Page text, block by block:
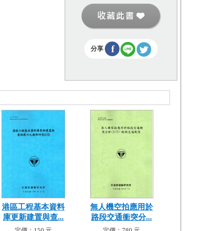
分享 f
港區工程基本資料
庫更新建置與查...
無人機空拍應用於
路段交通衝突分...